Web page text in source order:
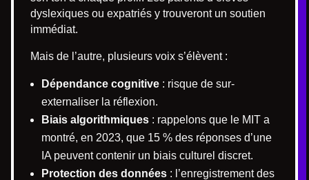
dyslexiques ou expatriés y trouveront un soutien
immédiat.
Mais de l’autre, plusieurs voix s’élèvent :
Dépendance cognitive : risque de sur-
externaliser la réflexion.
Biais algorithmiques : rappelons que le MIT a
montré, en 2023, que 15 % des réponses d’une
IA peuvent contenir un biais culturel discret.
Protection des données : l’enregistrement des